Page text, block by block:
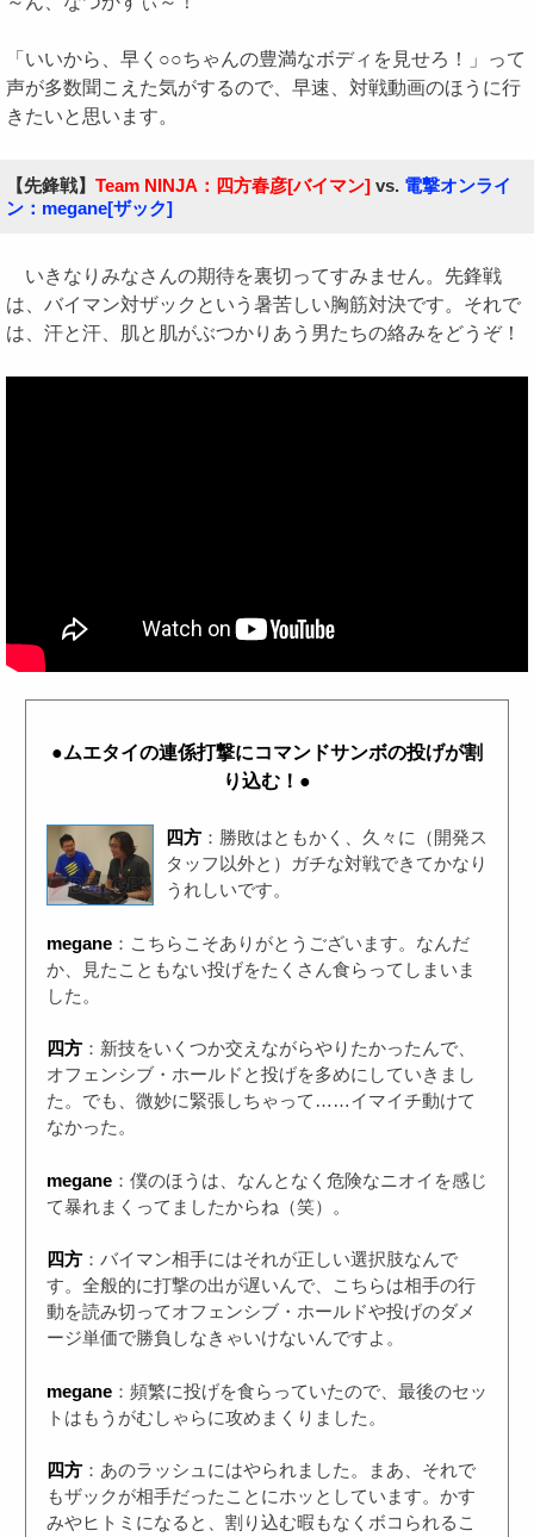
「いいから、早く○○ちゃんの豊満なボディを見せろ！」って
声が多数聞こえた気がするので、早速、対戦動画のほうに行
きたいと思います。
【先鋒戦】 Team NINJA：四方春彦[バイマン]vs. 電撃オンライ
ン：megane[ザック]
いきなりみなさんの期待を裏切ってすみません。先鋒戦
は、バイマン対ザックという暑苦しい胸筋対決です。それで
は、汗と汗、肌と肌がぶつかりあう男たちの絡みをどうぞ！
●ムエタイの連係打撃にコマンドサンボの投げが割
り込む！●
四方：勝敗はともかく、久々に（開発ス
タッフ以外と）ガチな対戦できてかなり
うれしいです。
megane：こちらこそありがとうございます。なんだ
か、見たこともない投げをたくさん食らってしまいま
した。
四方：新技をいくつか交えながらやりたかったんで、
オフェンシブ・ホールドと投げを多めにしていきまし
た。でも、微妙に緊張しちゃって……イマイチ動けて
なかった。
megane：僕のほうは、なんとなく危険なニオイを感じ
て暴れまくってましたからね（笑）。
四方：バイマン相手にはそれが正しい選択肢なんで
す。全般的に打撃の出が遅いんで、こちらは相手の行
動を読み切ってオフェンシブ・ホールドや投げのダメ
ージ単価で勝負しなきゃいけないんですよ。
megane：頻繁に投げを食らっていたので、最後のセッ
トはもうがむしゃらに攻めまくりました。
四方：あのラッシュにはやられました。まあ、それで
もザックが相手だったことにホッとしています。かす
みやヒトミになると、割り込む暇もなくボコられるこ